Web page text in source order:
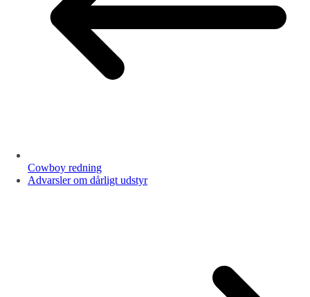
Cowboy redning
Advarsler om dårligt udstyr